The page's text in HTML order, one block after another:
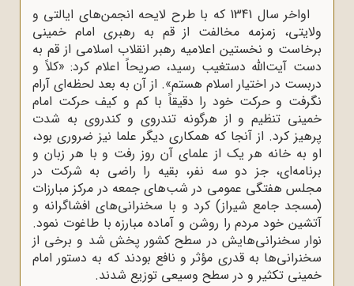
اواخر سال 1341 که با طرح لایحه انجمن‌های ایالتی و
ولایتی، زمزمه مخالفت از قم به رهبری امام خمینی
برخاست و نخستین اعلامیه رهبر انقلاب اسلامی از قم به
دست آیت‌الله دستغیب رسید، صریحاً اعلام کرد: «کلاً و
دربست در اختیار اسلام هستم». از آن به بعد لحظه‌ای آرام
نگرفت و حرکت خود را دقیقاً با کم و کیف حرکت امام
خمینی تنظیم و از هرگونه تندروی و کندروی به شدت
پرهیز کرد. از آنجا که همکاری دیگر علما نیز ضروری بود،
او به خانه هر یک از علمای آن روز رفت و با هر زبان و
برنامه‌ای، جز دو سه نفر، بقیه را راضی به شرکت در
مجلس هفتگی عمومی در شب‌های جمعه در مرکز مبارزات
(مسجد جامع شیراز) کرد و با سخنرانی‌های افشاگرانه و
آتشین خود مردم را روشن و آماده مبارزه با طاغوت نمود.
نوار سخنرانی‌هایش در سطح کشور پخش شد و برخی از
سخنرانی‌ها به قدری مؤثر و نافع بودند که به دستور امام
خمینی تکثیر و در سطح وسیعی توزیع ‌شدند.